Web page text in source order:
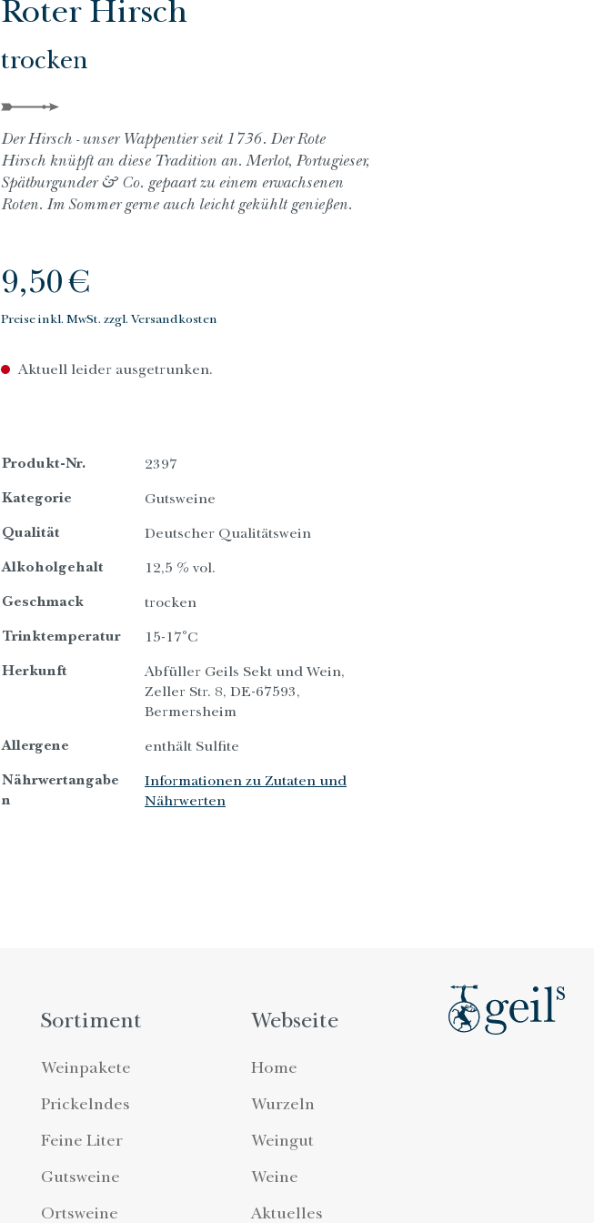
Roter Hirsch
trocken
Der Hirsch - unser Wappentier seit 1736. Der Rote
Hirsch knüpft an diese Tradition an. Merlot, Portugieser,
Spätburgunder & Co. gepaart zu einem erwachsenen
Roten. Im Sommer gerne auch leicht gekühlt genießen.
Regulärer Preis:
9,50 €
Preise inkl. MwSt. zzgl. Versandkosten
Aktuell leider ausgetrunken.
Produkt-Nr. 2397
Kategorie Gutsweine
Qualität Deutscher Qualitätswein
Alkoholgehalt 12,5 % vol.
Geschmack trocken
Trinktemperatur 15-17°C
Herkunft
Abfüller Geils Sekt und Wein,
Zeller Str. 8, DE-67593,
Bermersheim
Allergene enthält Sulfite
Nährwertangabe
n
Informationen zu Zutaten und
Nährwerten
Sortiment
Weinpakete
Prickelndes
Feine Liter
Gutsweine
Ortsweine
Webseite
Home
Wurzeln
Weingut
Weine
Aktuelles